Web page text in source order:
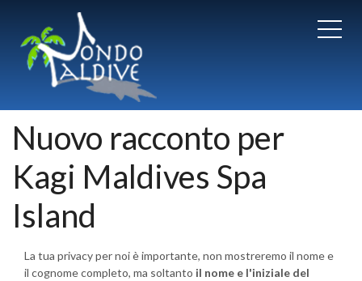
Nuovo racconto per
Kagi Maldives Spa
Island
La tua privacy per noi è importante, non mostreremo il nome e
il cognome completo, ma soltanto il nome e l'iniziale del